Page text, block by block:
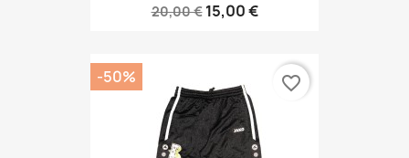
20,00 € 15,00 €
-50% favorite_border